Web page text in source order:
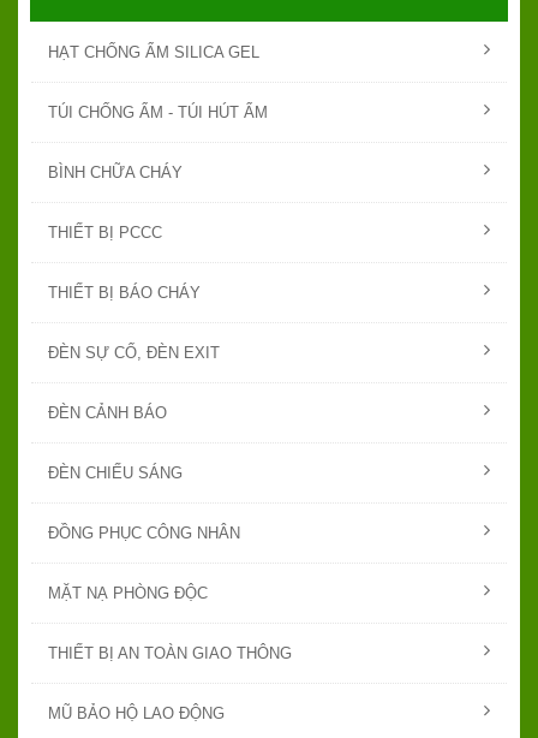
HẠT CHỐNG ẨM SILICA GEL
TÚI CHỐNG ẨM - TÚI HÚT ẨM
BÌNH CHỮA CHÁY
THIẾT BỊ PCCC
THIẾT BỊ BÁO CHÁY
ĐÈN SỰ CỐ, ĐÈN EXIT
ĐÈN CẢNH BÁO
ĐÈN CHIẾU SÁNG
ĐỒNG PHỤC CÔNG NHÂN
MẶT NẠ PHÒNG ĐỘC
THIẾT BỊ AN TOÀN GIAO THÔNG
MŨ BẢO HỘ LAO ĐỘNG